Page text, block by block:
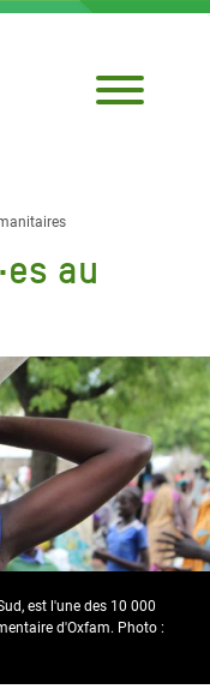
au
est l'une des 10 000
d'Oxfam. Photo :